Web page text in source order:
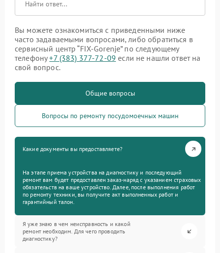
Вы можете ознакомиться с приведенными ниже
часто задаваемыми вопросами, либо обратиться в
сервисный центр “FIX-Gorenje” по следующему
телефону+7 (383) 377-72-09 если не нашли ответ на
свой вопрос.
Общие вопросы
Вопросы по ремонту посудомоечных машин
Какие документы вы предоставляете?
На этапе приема устройства на диагностику и последующий
ремонт вам будет предоставлен заказ-наряд с указанием страховых
обязательств на ваше устройство. Далее, после выполнения работ
по ремонту техники, вы получите акт выполненных работ и
гарантийный талон.
Я уже знаю в чем неисправность и какой
ремонт необходим. Для чего проводить
диагностику?